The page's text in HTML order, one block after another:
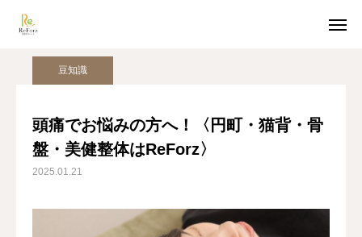
豆知識
頭痛でお悩みの方へ！〈円町・猫背・骨
盤・美健整体はReForz〉
2025.01.21
アクセス